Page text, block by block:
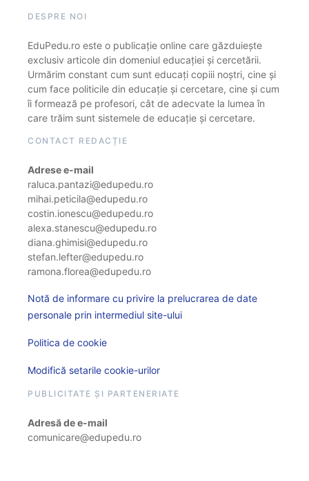
DESPRE NOI
EduPedu.ro este o publicație online care găzduiește
exclusiv articole din domeniul educației și cercetării.
Urmărim constant cum sunt educați copiii noștri, cine și
cum face politicile din educație și cercetare, cine și cum
îi formează pe profesori, cât de adecvate la lumea în
care trăim sunt sistemele de educație și cercetare.
CONTACT REDACȚIE
Adrese e-mail
raluca.pantazi@edupedu.ro
mihai.peticila@edupedu.ro
costin.ionescu@edupedu.ro
alexa.stanescu@edupedu.ro
diana.ghimisi@edupedu.ro
stefan.lefter@edupedu.ro
ramona.florea@edupedu.ro
Notă de informare cu privire la prelucrarea de date
personale prin intermediul site-ului
Politica de cookie
Modifică setarile cookie-urilor
PUBLICITATE ȘI PARTENERIATE
Adresă de e-mail
comunicare@edupedu.ro